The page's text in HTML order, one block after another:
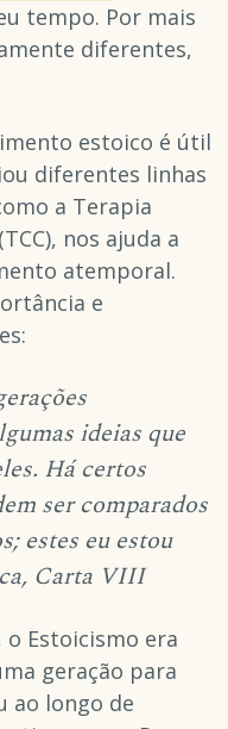
tempo. Por mais
diferentes,
estoico é útil
diferentes linhas
a Terapia
nos ajuda a
atemporal.
e
ideias que
Há certos
ser comparados
estes eu estou
Carta VIII
o Estoicismo era
geração para
ao longo de